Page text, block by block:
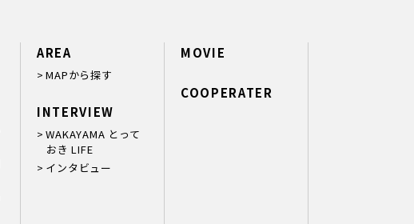
AREA
MAPから探す
INTERVIEW
WAKAYAMA とって
おき LIFE
インタビュー
MOVIE
COOPERATER